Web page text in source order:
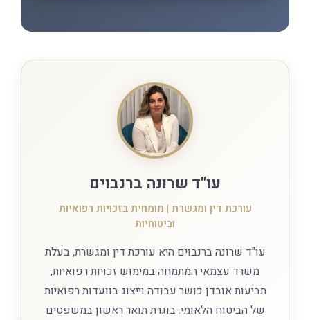
עו"ד שרונה ברנבוים
עורכת דין ומגשרת | מומחית בזכויות רפואיות
וביטוחיות
עו"ד שרונה ברנבוים היא עורכת דין ומגשרת, בעלת
משרד עצמאי המתמחה במימוש זכויות רפואיות,
תביעות אובדן כושר עבודה וייצוג בוועדות רפואיות
של הביטוח הלאומי. בוגרת תואר ראשון במשפטים